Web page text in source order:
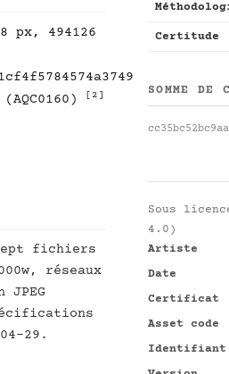
px, 494126
[2]
fichiers
réseaux
29.
Certitude
SOMME DE
Sous
4.0)
Artiste
Date
Certificat
Asset code
Identifiant